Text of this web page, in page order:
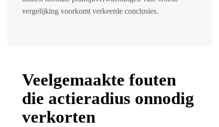
vergelijking voorkomt verkeerde conclusies.
Veelgemaakte fouten
die actieradius onnodig
verkorten